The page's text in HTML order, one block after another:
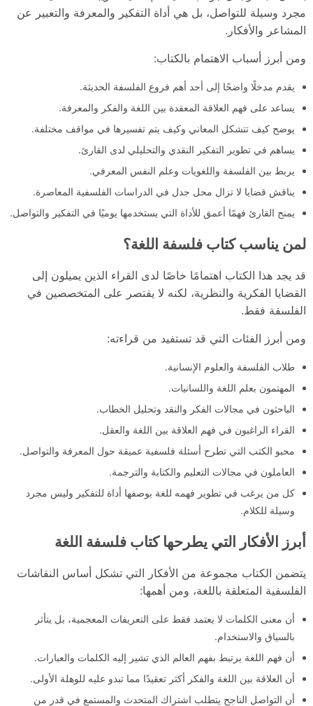
مجرد وسيلة للتواصل، بل هي أداة التفكير والمعرفة والتعبير عن
المشاعر والأفكار.
ومن أبرز أسباب الاهتمام بالكتاب:
يقدم مدخلًا واضحًا إلى أحد أهم فروع الفلسفة الحديثة.
يساعد على فهم العلاقة المعقدة بين اللغة والفكر والمعرفة.
يوضح كيف تتشكل المعاني وكيف يتم تفسيرها في مواقف مختلفة.
يساهم في تطوير التفكير النقدي والتحليلي لدى القارئ.
يربط بين الفلسفة واللغويات وعلم النفس المعرفي.
يناقش قضايا لا تزال محل جدل في الدراسات الفلسفية المعاصرة.
يمنح القارئ فهمًا أعمق للأداة التي يستخدمها يوميًا في التفكير والتواصل.
لمن يناسب كتاب فلسفة اللغة؟
قد يجد هذا الكتاب اهتمامًا خاصًا لدى القراء الذين يميلون إلى
القضايا الفكرية والنظرية، لكنه لا يقتصر على المتخصصين في
الفلسفة فقط.
ومن أبرز الفئات التي قد تستفيد من قراءته:
طلاب الفلسفة والعلوم الإنسانية.
المهتمون بعلم اللغة واللسانيات.
الباحثون في مجالات الفكر والنقد وتحليل الخطاب.
القراء الراغبون في فهم العلاقة بين اللغة والعقل.
محبو الكتب التي تطرح أسئلة فلسفية عميقة حول المعرفة والتواصل.
العاملون في مجالات التعليم والكتابة والترجمة.
كل من يرغب في تطوير فهمه للغة بوصفها أداة للتفكير وليس مجرد
وسيلة للكلام.
أبرز الأفكار التي يطرحها كتاب فلسفة اللغة
يتضمن الكتاب مجموعة من الأفكار التي تشكل أساس النقاشات
الفلسفية المتعلقة باللغة، ومن أهمها:
أن معنى الكلمات لا يعتمد فقط على التعريفات المعجمية، بل يتأثر
بالسياق والاستخدام.
أن فهم اللغة يرتبط بفهم العالم الذي تشير إليه الكلمات والعبارات.
أن العلاقة بين اللغة والفكر أكثر تعقيدًا مما تبدو عليه للوهلة الأولى.
أن التواصل الناجح يتطلب اشتراك المتحدث والمستمع في قدر من